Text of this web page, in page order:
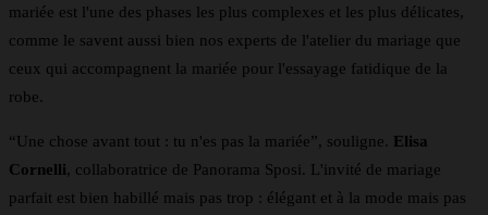
mariée est l'une des phases les plus complexes et les plus délicates,
comme le savent aussi bien nos experts de l'atelier du mariage que
ceux qui accompagnent la mariée pour l'essayage fatidique de la
robe.
“Une chose avant tout : tu n'es pas la mariée”, souligne. Elisa
Cornelli, collaboratrice de Panorama Sposi. L'invité de mariage
parfait est bien habillé mais pas trop : élégant et à la mode mais pas